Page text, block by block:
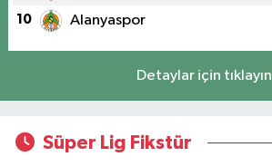
10 Alanyaspor
Detaylar için tıklayın
Süper Lig Fikstür